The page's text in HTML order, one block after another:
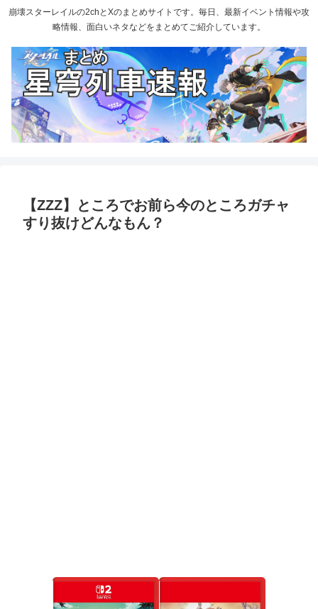
崩壊スターレイルの2chとXのまとめサイトです。毎日、最新イベント情報や攻
略情報、面白いネタなどをまとめてご紹介しています。
【ZZZ】ところでお前ら今のところガチャ
すり抜けどんなもん？